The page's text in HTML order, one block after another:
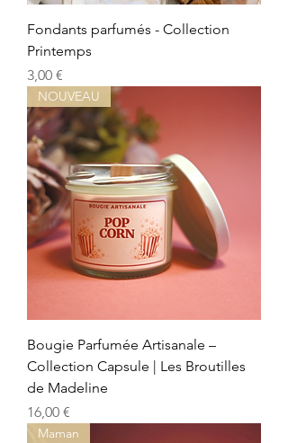
Fondants parfumés - Collection
Printemps
Preis
3,00 €
NOUVEAU
Bougie Parfumée Artisanale –
Collection Capsule | Les Broutilles
de Madeline
Preis
16,00 €
Maman